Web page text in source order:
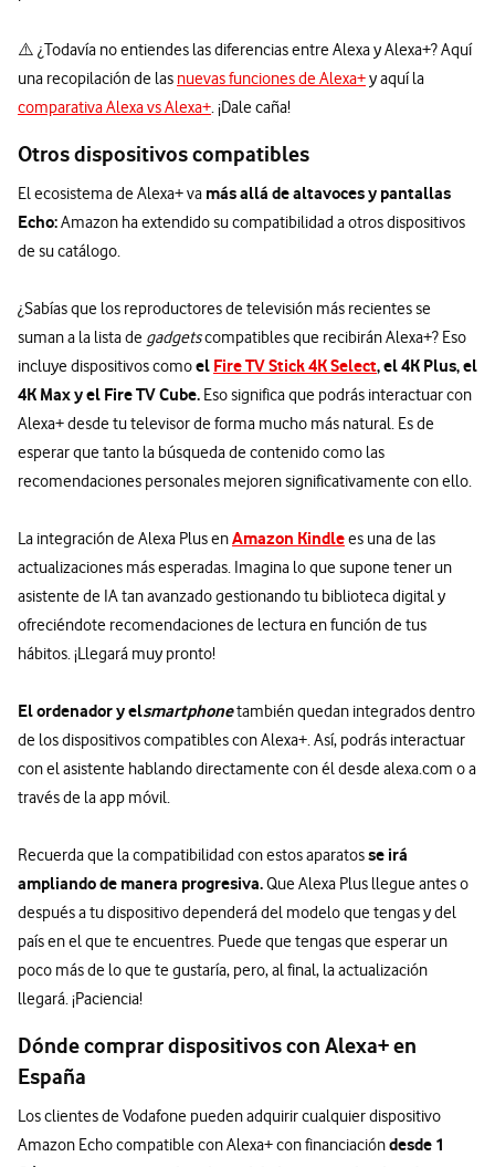
⚠️ ¿Todavía no entiendes las diferencias entre Alexa y Alexa+? Aquí
una recopilación de las nuevas funciones de Alexa+y aquí la
comparativa Alexa vs Alexa+. ¡Dale caña!
Otros dispositivos compatibles
El ecosistema de Alexa+ va más allá de altavoces y pantallas
Echo:Amazon ha extendido su compatibilidad a otros dispositivos
de su catálogo.
¿Sabías que los reproductores de televisión más recientes se
suman a la lista de gadgetscompatibles que recibirán Alexa+? Eso
incluye dispositivos comoel Fire TV Stick 4K Select, el 4K Plus, el
4K Max y el Fire TV Cube. Eso significa que podrás interactuar con
Alexa+ desde tu televisor de forma mucho más natural. Es de
esperar que tanto la búsqueda de contenido como las
recomendaciones personales mejoren significativamente con ello.
La integración de Alexa Plus enAmazon Kindlees una de las
actualizaciones más esperadas. Imagina lo que supone tener un
asistente de IA tan avanzado gestionando tu biblioteca digital y
ofreciéndote recomendaciones de lectura en función de tus
hábitos. ¡Llegará muy pronto!
El ordenador y elsmartphonetambién quedan integrados dentro
de los dispositivos compatibles con Alexa+. Así, podrás interactuar
con el asistente hablando directamente con él desde alexa.com o a
través de la app móvil.
Recuerda que la compatibilidad con estos aparatosse irá
ampliando de manera progresiva.Que Alexa Plus llegue antes o
después a tu dispositivo dependerá del modelo que tengas y del
país en el que te encuentres. Puede que tengas que esperar un
poco más de lo que te gustaría, pero, al final, la actualización
llegará. ¡Paciencia!
Dónde comprar dispositivos con Alexa+ en
España
Los clientes de Vodafone pueden adquirir cualquier dispositivo
Amazon Echo compatible con Alexa+ con financiacióndesde 1